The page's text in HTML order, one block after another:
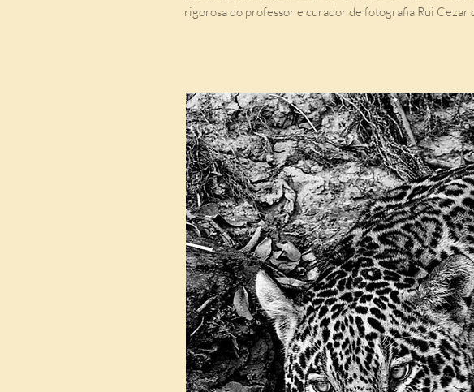
rigorosa do professor e curador de fotografia Rui Cezar